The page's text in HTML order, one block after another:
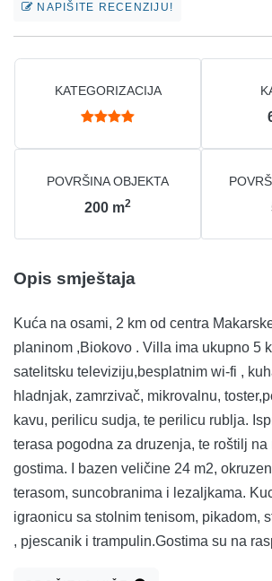
NAPIŠITE RECENZIJU!
KATEGORIZACIJA
POVRŠINA OBJEKTA
200 m2
Opis smještaja
Kuća na osami, 2 km od centra
planinom ,Biokovo . Villa ima ukupno 5
satelitsku televiziju,besplatnim wi-fi ,
hladnjak, zamrzivač, mikrovalnu,
kavu, perilicu sudja, te perilicu rublja. Ispred kuce je velika
terasa pogodna za druzenja, te roštilj
gostima. I bazen veličine 24 m2,
terasom, suncobranima i lezaljkama.
igraonicu sa stolnim tenisom, pikadom,
, pjescanik i trampulin.Gostima su na